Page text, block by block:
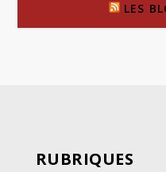
LES
RUBRIQUES